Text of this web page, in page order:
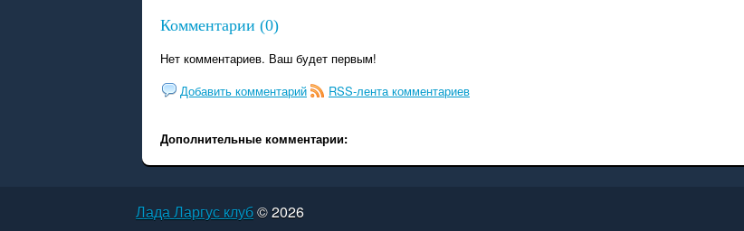
Комментарии (0)
Нет комментариев. Ваш будет первым!
Добавить комментарий
RSS-лента комментариев
Дополнительные комментарии:
Лада Ларгус клуб© 2026